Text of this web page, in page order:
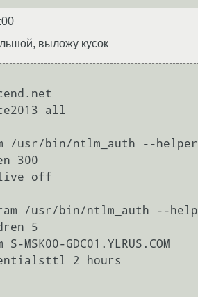
выложу кусок
all
/usr/bin/ntlm_auth --
300
off
/usr/bin/ntlm_auth --
5
GDC01.YLRUS.COM
2 hours